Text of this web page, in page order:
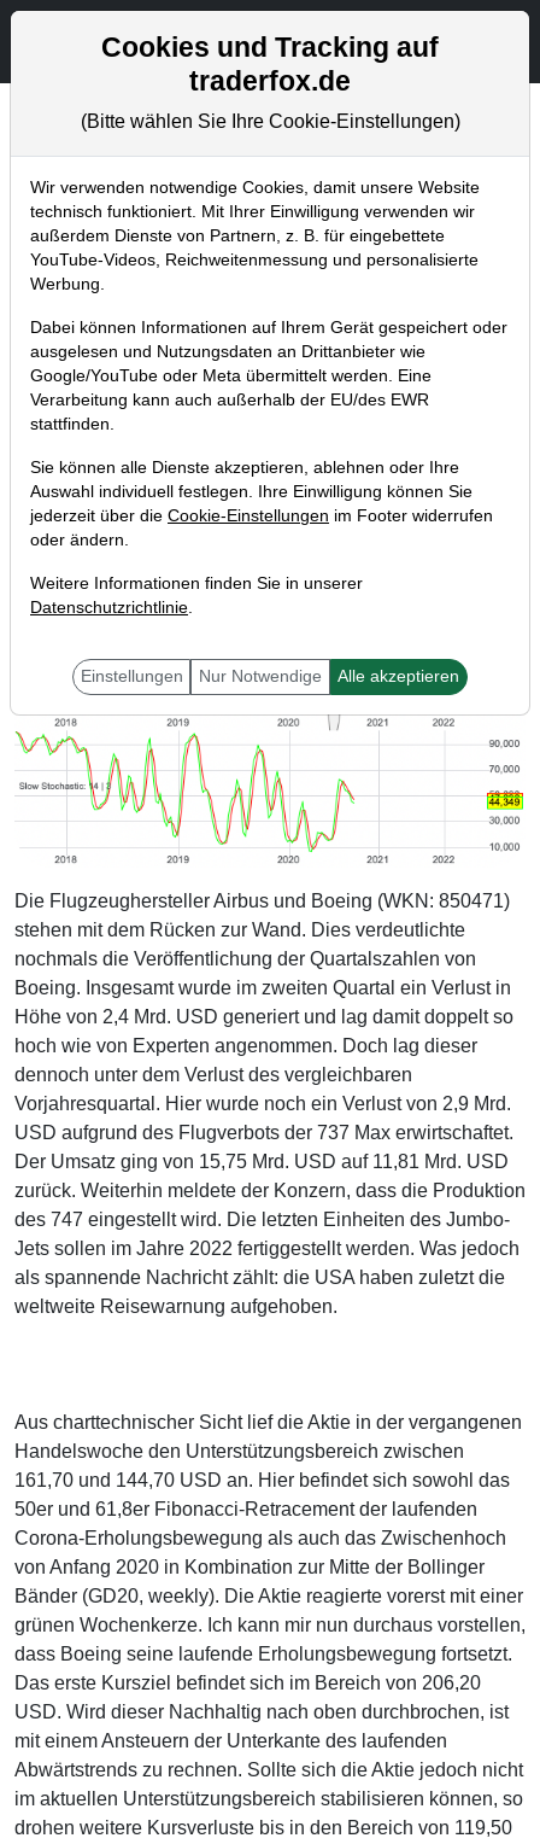
Aktien- und Artikelsuche
Chartanalysen
Home Blog Chartanalysen
Chartanalyse Boeing: Einstiegszone
wurde angesteuert – ist die Aktie jetzt
ein Kauf?
10.08.2020 um 07:26 Uhr | P. Uhlschmied
Die Flugzeughersteller Airbus und Boeing (WKN: 850471)
stehen mit dem Rücken zur Wand. Dies verdeutlichte
nochmals die Veröffentlichung der Quartalszahlen von
Boeing. Insgesamt wurde im zweiten Quartal ein Verlust in
Höhe von 2,4 Mrd. USD generiert und lag damit doppelt so
hoch wie von Experten angenommen. Doch lag dieser
dennoch unter dem Verlust des vergleichbaren
Vorjahresquartal. Hier wurde noch ein Verlust von 2,9 Mrd.
USD aufgrund des Flugverbots der 737 Max erwirtschaftet.
Der Umsatz ging von 15,75 Mrd. USD auf 11,81 Mrd. USD
zurück. Weiterhin meldete der Konzern, dass die Produktion
des 747 eingestellt wird. Die letzten Einheiten des Jumbo-
Jets sollen im Jahre 2022 fertiggestellt werden. Was jedoch
als spannende Nachricht zählt: die USA haben zuletzt die
weltweite Reisewarnung aufgehoben.
Aus charttechnischer Sicht lief die Aktie in der vergangenen
Handelswoche den Unterstützungsbereich zwischen
161,70 und 144,70 USD an. Hier befindet sich sowohl das
50er und 61,8er Fibonacci-Retracement der laufenden
Corona-Erholungsbewegung als auch das Zwischenhoch
von Anfang 2020 in Kombination zur Mitte der Bollinger
Bänder (GD20, weekly). Die Aktie reagierte vorerst mit einer
grünen Wochenkerze. Ich kann mir nun durchaus vorstellen,
dass Boeing seine laufende Erholungsbewegung fortsetzt.
Das erste Kursziel befindet sich im Bereich von 206,20
USD. Wird dieser Nachhaltig nach oben durchbrochen, ist
mit einem Ansteuern der Unterkante des laufenden
Abwärtstrends zu rechnen. Sollte sich die Aktie jedoch nicht
im aktuellen Unterstützungsbereich stabilisieren können, so
drohen weitere Kursverluste bis in den Bereich von 119,50
Cookies und Tracking auf
traderfox.de
(Bitte wählen Sie Ihre Cookie-Einstellungen)
Wir verwenden notwendige Cookies, damit unsere Website
technisch funktioniert. Mit Ihrer Einwilligung verwenden wir
außerdem Dienste von Partnern, z. B. für eingebettete
YouTube-Videos, Reichweitenmessung und personalisierte
Werbung.
Dabei können Informationen auf Ihrem Gerät gespeichert oder
ausgelesen und Nutzungsdaten an Drittanbieter wie
Google/YouTube oder Meta übermittelt werden. Eine
Verarbeitung kann auch außerhalb der EU/des EWR
stattfinden.
Sie können alle Dienste akzeptieren, ablehnen oder Ihre
Auswahl individuell festlegen. Ihre Einwilligung können Sie
jederzeit über die Cookie-Einstellungen im Footer widerrufen
oder ändern.
Weitere Informationen finden Sie in unserer
Datenschutzrichtlinie.
Einstellungen Nur Notwendige Alle akzeptieren